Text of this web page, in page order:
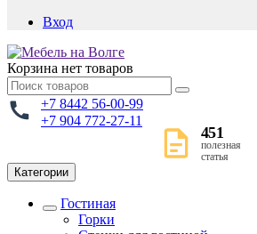
Вход
Корзина нет товаров
+7 8442 56-00-99
+7 904 772-27-11
451
полезная
статья
Категории
Гостиная
Горки